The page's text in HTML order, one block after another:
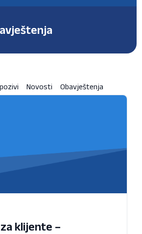
Novosti Obavještenja
klijente –